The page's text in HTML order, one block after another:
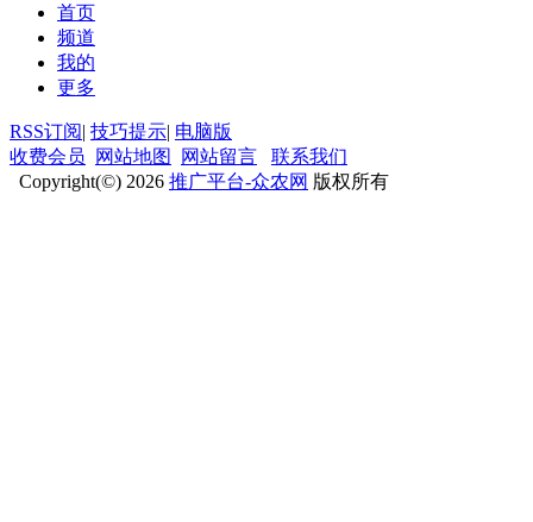
首页
频道
我的
更多
RSS订阅| 技巧提示| 电脑版
收费会员
网站地图 网站留言
联系我们
Copyright(©) 2026 推广平台-众农网 版权所有